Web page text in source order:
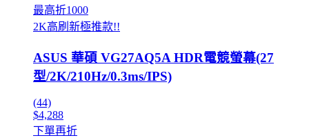
最高折1000
2K高刷新極推款!!
ASUS 華碩 VG27AQ5A HDR電競螢幕(27
型/2K/210Hz/0.3ms/IPS)
(44)
$4,288
下單再折